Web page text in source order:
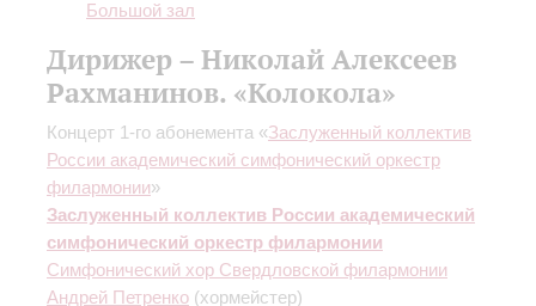
Большой зал
Дирижер – Николай Алексеев
Рахманинов. «Колокола»
Концерт 1-го абонемента «Заслуженный коллектив
России академический симфонический оркестр
филармонии»
Заслуженный коллектив России академический
симфонический оркестр филармонии
Симфонический хор Свердловской филармонии
Андрей Петренко (хормейстер)